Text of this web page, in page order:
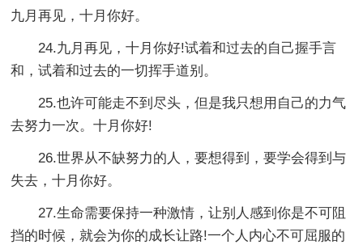
九月再见，十月你好。
24.九月再见，十月你好!试着和过去的自己握手言
和，试着和过去的一切挥手道别。
25.也许可能走不到尽头，但是我只想用自己的力气
去努力一次。十月你好!
26.世界从不缺努力的人，要想得到，要学会得到与
失去，十月你好。
27.生命需要保持一种激情，让别人感到你是不可阻
挡的时候，就会为你的成长让路!一个人内心不可屈服的